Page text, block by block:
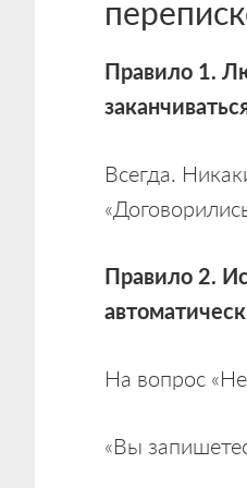
Правило 1.
Всегда.
Правило 2.
На вопрос
«Вы